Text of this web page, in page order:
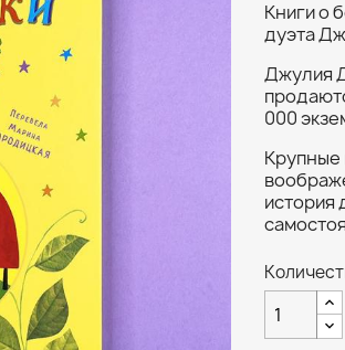
Книги о
дуэта
Джулия
000
Крупные
история